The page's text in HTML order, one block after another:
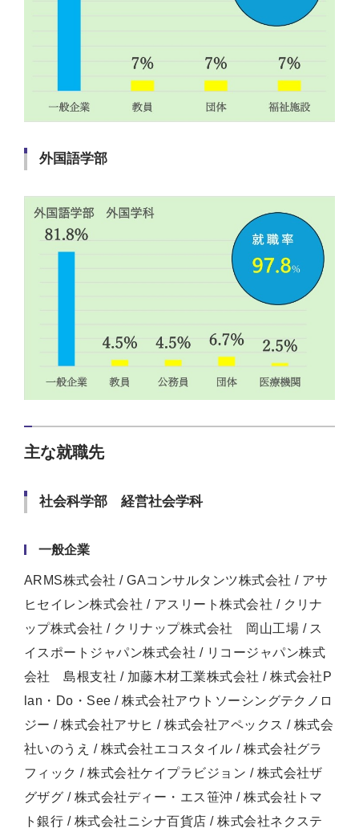
外国語学部
主な就職先
社会科学部 経営社会学科
一般企業
ARMS株式会社 / GAコンサルタンツ株式会社 / アサ
ヒセイレン株式会社 / アスリート株式会社 / クリナ
ップ株式会社 / クリナップ株式会社 岡山工場 / ス
イスポートジャパン株式会社 / リコージャパン株式
会社 島根支社 / 加藤木材工業株式会社 / 株式会社P
lan・Do・See / 株式会社アウトソーシングテクノロ
ジー / 株式会社アサヒ / 株式会社アペックス / 株式会
社いのうえ / 株式会社エコスタイル / 株式会社グラ
フィック / 株式会社ケイプラビジョン / 株式会社ザ
グザグ / 株式会社ディー・エス笹沖 / 株式会社トマ
ト銀行 / 株式会社ニシナ百貨店 / 株式会社ネクステ